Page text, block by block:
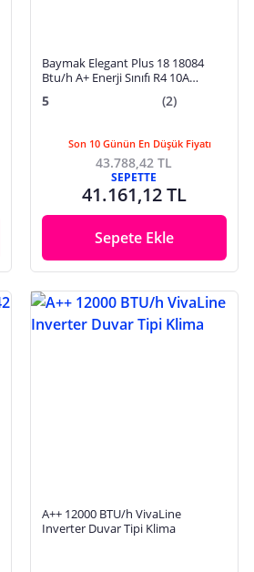
Baymak Elegant Plus 18 18084
Btu/h A+ Enerji Sınıfı R4 10A
5 (2)
Son 10 Günün En Düşük Fiyatı
43.788,42 TL
SEPETTE
41.161,12 TL
Sepete Ekle
A++ 12000 BTU/h VivaLine
Inverter Duvar Tipi Klima